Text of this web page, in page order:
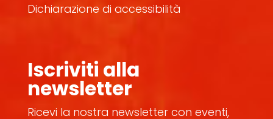
Dichiarazione di accessibilità
Iscriviti alla
newsletter
Ricevi la nostra newsletter con eventi,